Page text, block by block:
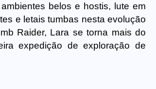
belos e hostis, lute em
e letais tumbas nesta evolução
Raider, Lara se torna mais do
expedição de exploração de